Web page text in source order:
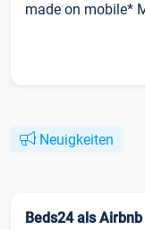
made on mobile*
Neuigkeiten
Beds24 als